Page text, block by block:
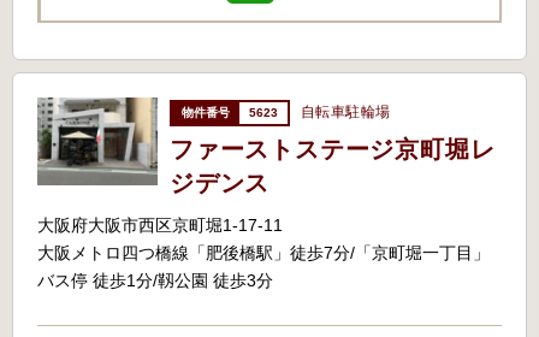
5623 自転車駐輪場
ファーストステージ京町堀レ
ジデンス
大阪府大阪市西区京町堀1-17-11
大阪メトロ四つ橋線「肥後橋駅」徒歩7分/「京町堀一丁目」
バス停 徒歩1分/靱公園 徒歩3分